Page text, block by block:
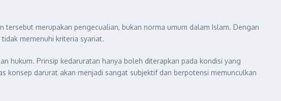
merupakan pengecualian, bukan norma umum dalam Islam. Dengan
memenuhi kriteria syariat.
hukum. Prinsip kedaruratan hanya boleh diterapkan pada kondisi yang
konsep darurat akan menjadi sangat subjektif dan berpotensi memunculkan